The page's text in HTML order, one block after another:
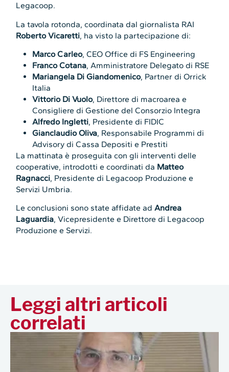
Legacoop.
La tavola rotonda, coordinata dal giornalista RAI
Roberto Vicaretti, ha visto la partecipazione di:
Marco Carleo, CEO Office di FS Engineering
Franco Cotana, Amministratore Delegato di RSE
Mariangela Di Giandomenico, Partner di Orrick
Italia
Vittorio Di Vuolo, Direttore di macroarea e
Consigliere di Gestione del Consorzio Integra
Alfredo Ingletti, Presidente di FIDIC
Gianclaudio Oliva, Responsabile Programmi di
Advisory di Cassa Depositi e Prestiti
La mattinata è proseguita con gli interventi delle
cooperative, introdotti e coordinati da Matteo
Ragnacci, Presidente di Legacoop Produzione e
Servizi Umbria.
Le conclusioni sono state affidate adAndrea
Laguardia, Vicepresidente e Direttore di Legacoop
Produzione e Servizi.
Leggi altri articoli
correlati